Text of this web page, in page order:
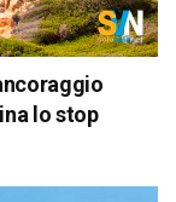
lo stop